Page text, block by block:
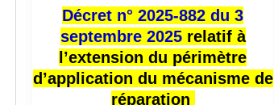
Décret n° 2025-882 du 3
septembre 2025relatif à
l’extension du périmètre
d’application du mécanisme de
réparation